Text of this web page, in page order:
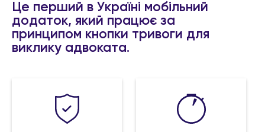
Це перший в Україні мобільний
додаток, який працює за
принципом кнопки тривоги для
виклику адвоката.